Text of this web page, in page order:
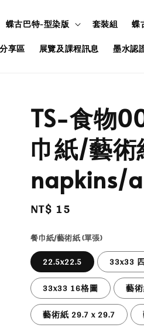
蝶古巴特-型染版 套裝組
蝶
享區 展覽及課程訊息 墨水認
TS-食物
巾紙/藝術
napkins/
Regular
NT$ 15
餐巾紙/藝術紙 (單張)
22.5x22.5 33x33
33x33 16格圖
藝
藝術紙 29.7 x 29.7